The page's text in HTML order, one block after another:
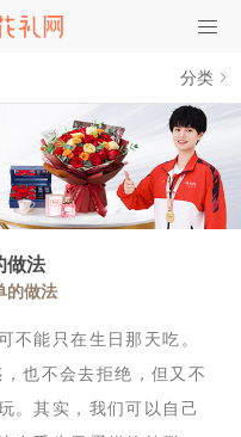
分类
做法
的做法
不能只在生日那天吃。
也不会去拒绝，但又不
。其实，我们可以自己